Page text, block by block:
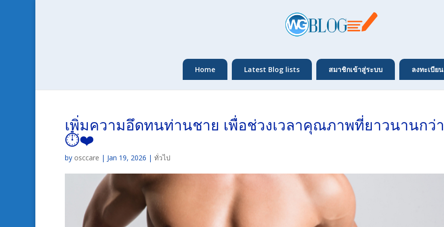
Home Latest Blog lists สมาชิกเข้าสู่ระบบ ลงทะเบียน
เพิ่มความอึดทนท่านชาย เพื่อช่วงเวลาคุณภาพที่ยาวนานกว่า
⏱️❤️
by osccare | Jan 19, 2026 | ทั่วไป